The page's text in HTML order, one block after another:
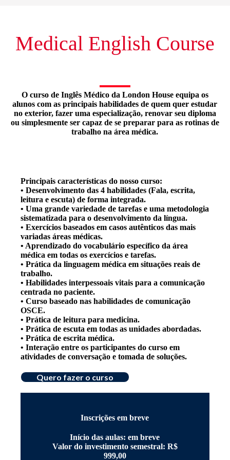
Medical English Course
O curso de Inglês Médico da London House equipa os
alunos com as principais habilidades de quem quer estudar
no exterior, fazer uma especialização, renovar seu diploma
ou simplesmente ser capaz de se preparar para as rotinas de
trabalho na área médica.
Principais características do nosso curso:
• Desenvolvimento das 4 habilidades (Fala, escrita,
leitura e escuta) de forma integrada.
• Uma grande variedade de tarefas e uma metodologia
sistematizada para o desenvolvimento da língua.
• Exercícios baseados em casos autênticos das mais
variadas áreas médicas.
• Aprendizado do vocabulário específico da área
médica em todas os exercícios e tarefas.
• Prática da linguagem médica em situações reais de
trabalho.
• Habilidades interpessoais vitais para a comunicação
centrada no paciente.
• Curso baseado nas habilidades de comunicação
OSCE.
• Prática de leitura para medicina.
• Prática de escuta em todas as unidades abordadas.
• Prática de escrita médica.
• Interação entre os participantes do curso em
atividades de conversação e tomada de soluções.
Quero fazer o curso
Inscrições em breve
Início das aulas: em breve
Valor do investimento semestral: R$
999,00